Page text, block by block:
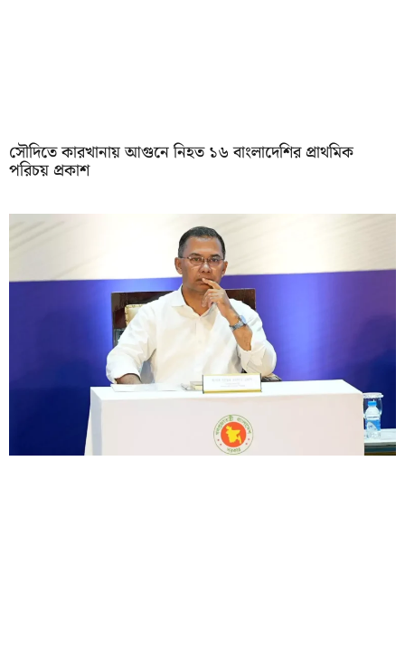
সৌদিতে কারখানায় আগুনে নিহত ১৬ বাংলাদেশির প্রাথমিক
পরিচয় প্রকাশ